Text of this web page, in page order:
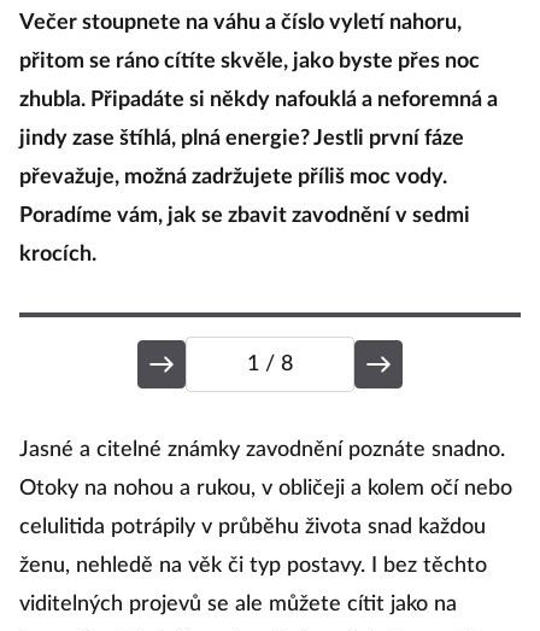
Večer stoupnete na váhu a číslo vyletí nahoru,
přitom se ráno cítíte skvěle, jako byste přes noc
zhubla. Připadáte si někdy nafouklá a neforemná a
jindy zase štíhlá, plná energie? Jestli první fáze
převažuje, možná zadržujete příliš moc vody.
Poradíme vám, jak se zbavit zavodnění v sedmi
krocích.
1 / 8
Jasné a citelné známky zavodnění poznáte snadno.
Otoky na nohou a rukou, v obličeji a kolem očí nebo
celulitida potrápily v průběhu života snad každou
ženu, nehledě na věk či typ postavy. I bez těchto
viditelných projevů se ale můžete cítit jako na